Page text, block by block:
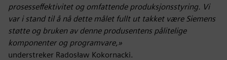
prosesseffektivitet og omfattende produksjonsstyring. Vi
var i stand til å nå dette målet fullt ut takket være Siemens
støtte og bruken av denne produsentens pålitelige
komponenter og programvare,»
understreker Radosław Kokornacki.